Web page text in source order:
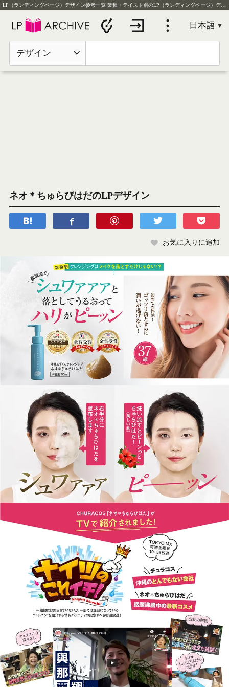
LP（ランディングページ）デザイン参考一覧 業種・テイスト別のLP（ランディングページ）デザイン実例を毎日更新
デザイン
ネオ＊ちゅらびはだのLPデザイン
お気に入りに追加